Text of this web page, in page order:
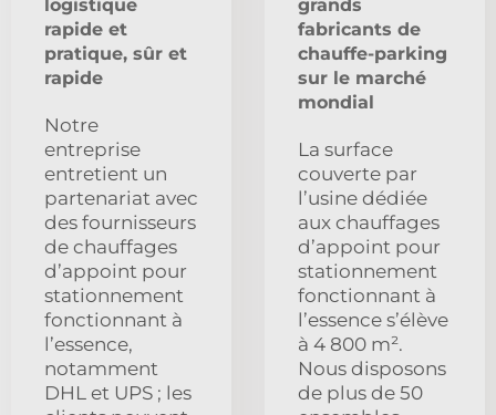
logistique
rapide et
pratique, sûr et
rapide
Notre
entreprise
entretient un
partenariat avec
des fournisseurs
de chauffages
d’appoint pour
stationnement
fonctionnant à
l’essence,
notamment
DHL et UPS ; les
grands
fabricants de
chauffe-parking
sur le marché
mondial
La surface
couverte par
l’usine dédiée
aux chauffages
d’appoint pour
stationnement
fonctionnant à
l’essence s’élève
à 4 800 m².
Nous disposons
de plus de 50